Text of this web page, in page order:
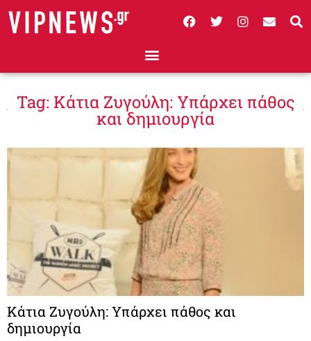
Tag: Κάτια Ζυγούλη: Υπάρχει πάθος
και δημιουργία
Κάτια Ζυγούλη: Υπάρχει πάθος και
δημιουργία